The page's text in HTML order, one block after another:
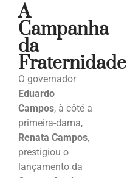
A
Campanha
da
Fraternidade
O governador
Eduardo
Campos, à côté a
primeira-dama,
Renata Campos,
prestigiou o
lançamento da